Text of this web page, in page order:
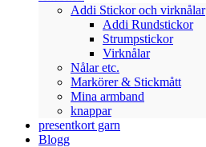
Addi Stickor och virknålar
Addi Rundstickor
Strumpstickor
Virknålar
Nålar etc.
Markörer & Stickmått
Mina armband
knappar
presentkort garn
Blogg